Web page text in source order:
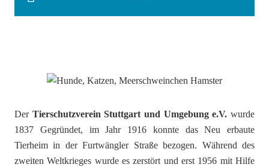
Der Tierschutzverein Stuttgart und Umgebung e.V. wurde
1837 Gegründet, im Jahr 1916 konnte das Neu erbaute
Tierheim in der Furtwängler Straße bezogen. Während des
zweiten Weltkrieges wurde es zerstört und erst 1956 mit Hilfe